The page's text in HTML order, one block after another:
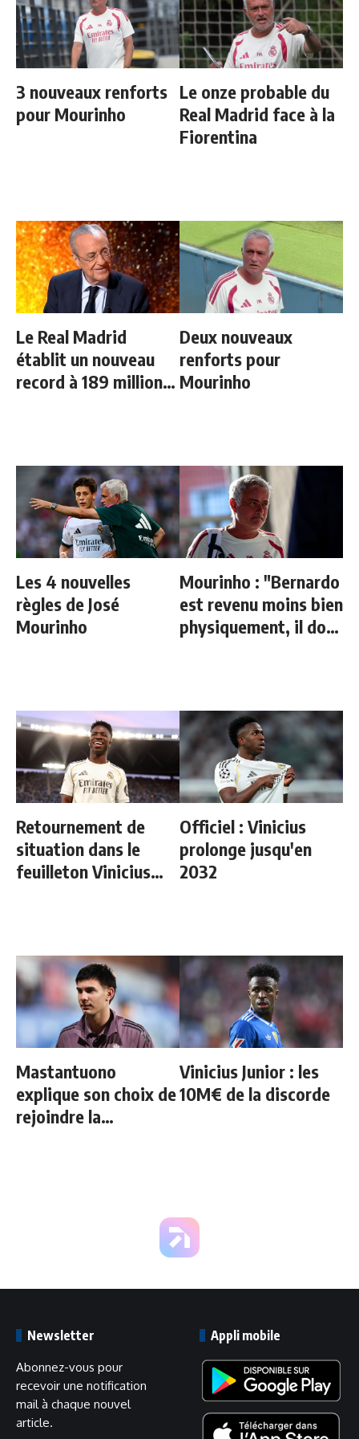
3 nouveaux renforts
pour Mourinho
Le onze probable du
Real Madrid face à la
Fiorentina
Le Real Madrid
établit un nouveau
record à 189 millions
Deux nouveaux
renforts pour
Mourinho
Les 4 nouvelles
règles de José
Mourinho
Mourinho : "Bernardo
est revenu moins bien
physiquement, il doit
Retournement de
situation dans le
feuilleton Vinicius
Officiel : Vinicius
prolonge jusqu'en
2032
Mastantuono
explique son choix de
rejoindre la
Vinicius Junior : les
10M€ de la discorde
Newsletter
Abonnez-vous pour
recevoir une notification
mail à chaque nouvel
article.
Appli mobile